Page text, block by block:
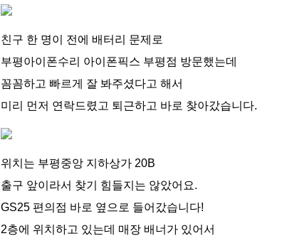
친구 한 명이 전에 배터리 문제로
부평아이폰수리 아이폰픽스 부평점 방문했는데
꼼꼼하고 빠르게 잘 봐주셨다고 해서
미리 먼저 연락드렸고 퇴근하고 바로 찾아갔습니다.
위치는 부평중앙 지하상가 20B
출구 앞이라서 찾기 힘들지는 않았어요.
GS25 편의점 바로 옆으로 들어갔습니다!
2층에 위치하고 있는데 매장 배너가 있어서